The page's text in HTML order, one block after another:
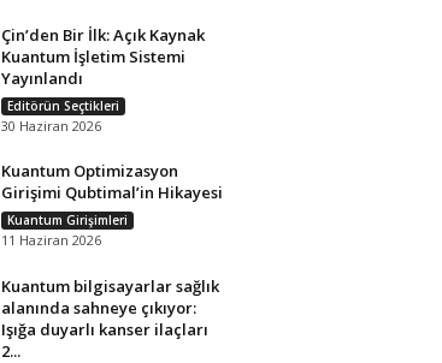
Çin’den Bir İlk: Açık Kaynak
Kuantum İşletim Sistemi
Yayınlandı
Editörün Seçtikleri
30 Haziran 2026
Kuantum Optimizasyon
Girişimi Qubtimal’in Hikayesi
Kuantum Girişimleri
11 Haziran 2026
Kuantum bilgisayarlar sağlık
alanında sahneye çıkıyor:
Işığa duyarlı kanser ilaçları
2...